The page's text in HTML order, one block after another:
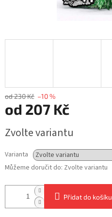
od 230 Kč –10 %
od 207 Kč
cena:
Zvolte variantu
Varianta
Můžeme doručit do: Zvolte variantu
Přidat do košíku